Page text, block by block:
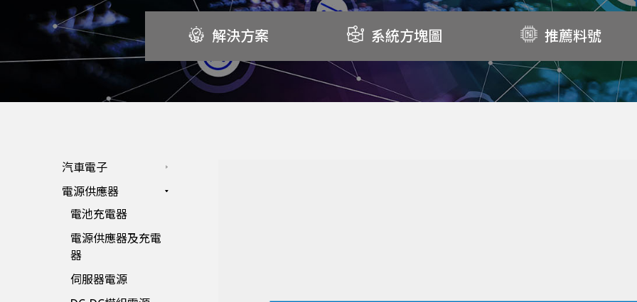
解決方案 系統方塊圖 推薦料號
汽車電子
電源供應器
電池充電器
電源供應器及充電
器
伺服器電源